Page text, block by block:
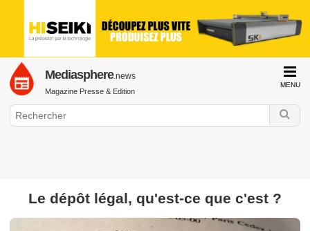
MENU
Mediasphere.news
Magazine Presse & Edition
Presse & Edition
Bibliothèque Presse Quotidienne Régionale
Le dépôt légal, qu'est-ce que c'est ?